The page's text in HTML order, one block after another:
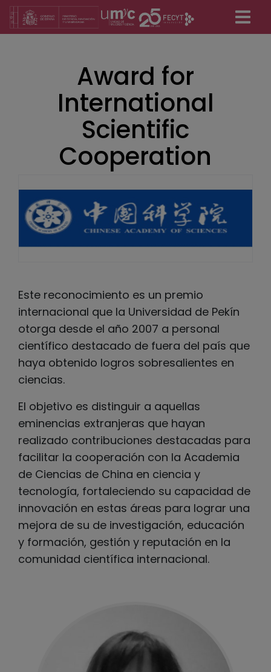
Pasar
Award for
International
Scientific
Cooperation
Este reconocimiento es un premio
internacional que la Universidad de Pekín
otorga desde el año 2007 a personal
científico destacado de fuera del país que
haya obtenido logros sobresalientes en
ciencias.
El objetivo es distinguir a aquellas
eminencias extranjeras que hayan
realizado contribuciones destacadas para
facilitar la cooperación con la Academia
de Ciencias de China en ciencia y
tecnología, fortaleciendo su capacidad de
innovación en estas áreas para lograr una
mejora de su de investigación, educación
y formación, gestión y reputación en la
comunidad científica internacional.